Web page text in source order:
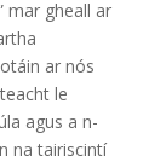
mar gheall ar
ar nós
le
agus a n-
na tairiscintí